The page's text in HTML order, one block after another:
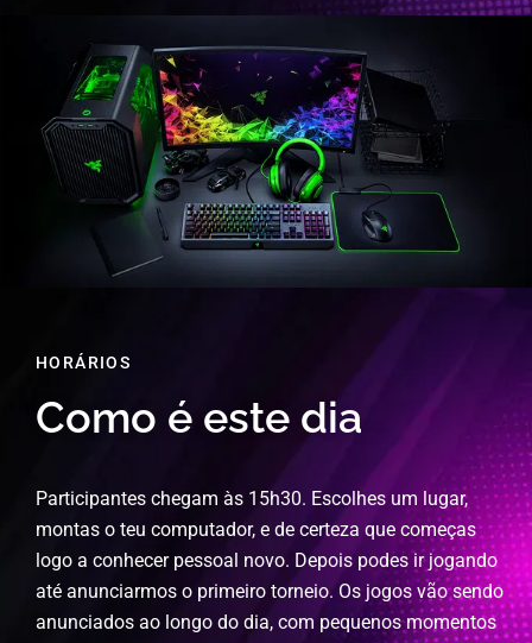
HORÁRIOS
Como é este dia
Participantes chegam às 15h30. Escolhes um lugar,
logo a conhecer pessoal novo. Depois podes ir jogando
até anunciarmos o primeiro torneio. Os jogos vão sendo
anunciados ao longo do dia, com pequenos momentos
de relaxe, convívio, e festa pelo meio. Ao jantar podemos
jogatana continua pela noite fora até cerca das 2 da
manhã.